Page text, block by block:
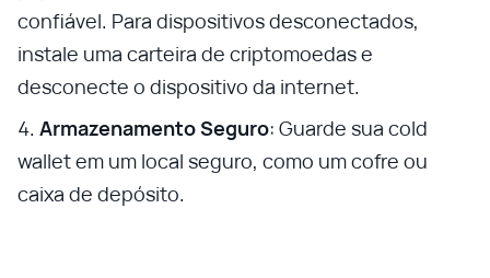
confiável. Para dispositivos desconectados,
instale uma carteira de criptomoedas e
desconecte o dispositivo da internet.
Armazenamento Seguro: Guarde sua cold
wallet em um local seguro, como um cofre ou
caixa de depósito.